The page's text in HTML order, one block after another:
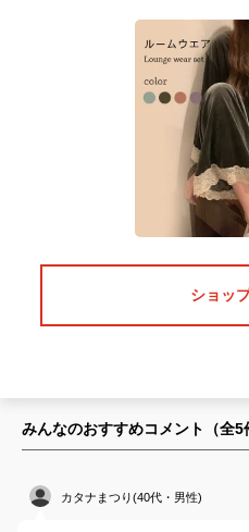
ショッ
みんなのおすすめコメント（全5
カタナまつり(40代・男性)